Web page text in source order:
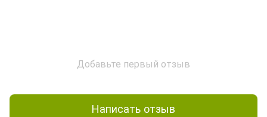
Добавьте первый отзыв
Написать отзыв